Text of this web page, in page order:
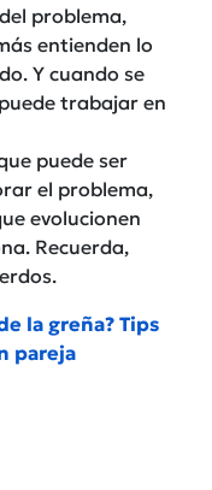
problema,
entienden lo
Y cuando se
trabajar en
puede ser
el problema,
evolucionen
Recuerda,
la greña? Tips
pareja